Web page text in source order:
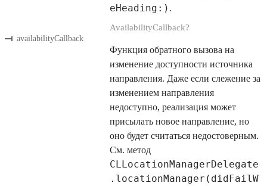
eHeading:) .
availabilityCallback
AvailabilityCallback?
Функция обратного вызова на
изменение доступности источника
направления. Даже если слежение за
изменением направления
недоступно, реализация может
присылать новое направление, но
оно будет считаться недостоверным.
См. метод
CLLocationManagerDelegate
.locationManager(didFailW